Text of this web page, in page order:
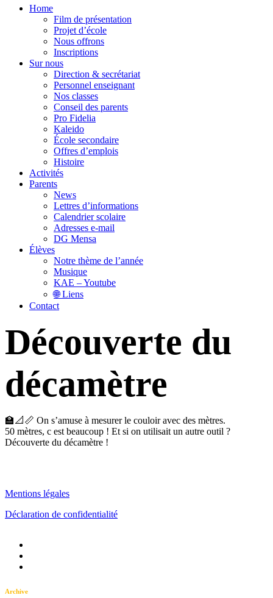
Home
Film de présentation
Projet d’école
Nous offrons
Inscriptions
Sur nous
Direction & secrétariat
Personnel enseignant
Nos classes
Conseil des parents
Pro Fidelia
Kaleido
École secondaire
Offres d’emplois
Histoire
Activités
Parents
News
Lettres d’informations
Calendrier scolaire
Adresses e-mail
DG Mensa
Élèves
Notre thème de l’année
Musique
KAE – Youtube
🌐 Liens
Contact
Découverte du
décamètre
🏫📐📏 On s’amuse à mesurer le couloir avec des mètres.
50 mètres, c est beaucoup ! Et si on utilisait un autre outil ?
Découverte du décamètre !
Mentions légales
Déclaration de confidentialité
Archive